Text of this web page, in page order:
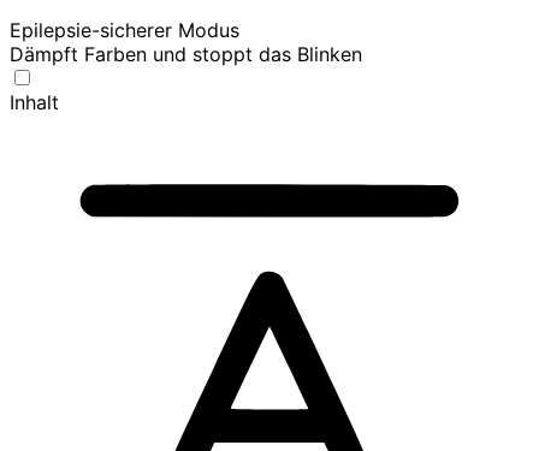
Epilepsie-sicherer Modus
Dämpft Farben und stoppt das Blinken
Inhalt